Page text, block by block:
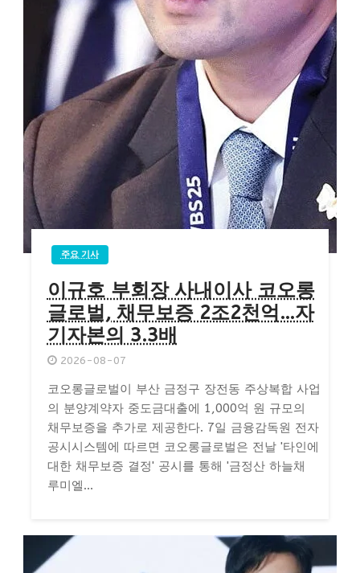
주요 기사
이규호 부회장 사내이사 코오롱
글로벌, 채무보증 2조2천억…자
기자본의 3.3배
2026-08-07
코오롱글로벌이 부산 금정구 장전동 주상복합 사업
의 분양계약자 중도금대출에 1,000억 원 규모의
채무보증을 추가로 제공한다. 7일 금융감독원 전자
공시시스템에 따르면 코오롱글로벌은 전날 '타인에
대한 채무보증 결정' 공시를 통해 '금정산 하늘채
루미엘...